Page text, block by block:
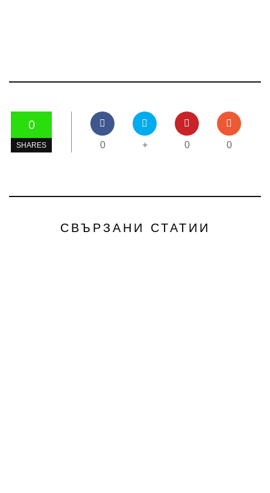
0
SHARES 0 + 0 0
СВЪРЗАНИ СТАТИИ